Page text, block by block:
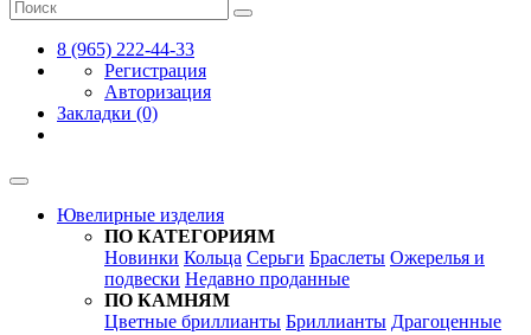
8 (965) 222-44-33
Регистрация
Авторизация
Закладки (0)
Ювелирные изделия
ПО КАТЕГОРИЯМ
Новинки Кольца Серьги Браслеты Ожерелья и
подвески Недавно проданные
ПО КАМНЯМ
Цветные бриллианты Бриллианты Драгоценные